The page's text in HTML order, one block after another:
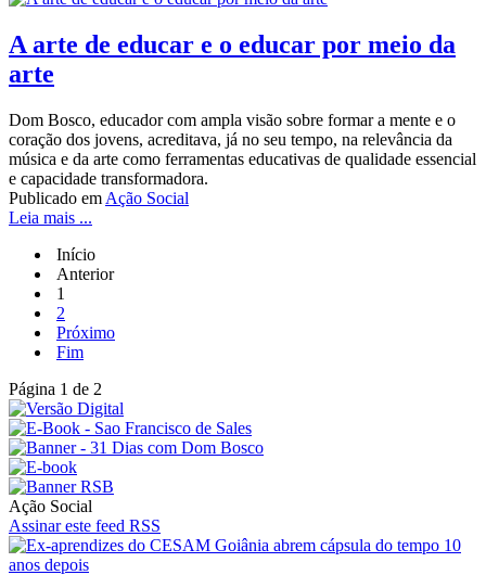
A arte de educar e o educar por meio da
arte
Dom Bosco, educador com ampla visão sobre formar a mente e o
coração dos jovens, acreditava, já no seu tempo, na relevância da
música e da arte como ferramentas educativas de qualidade essencial
e capacidade transformadora.
Publicado em Ação Social
Leia mais ...
Início
Anterior
1
2
Próximo
Fim
Página 1 de 2
Ação Social
Assinar este feed RSS